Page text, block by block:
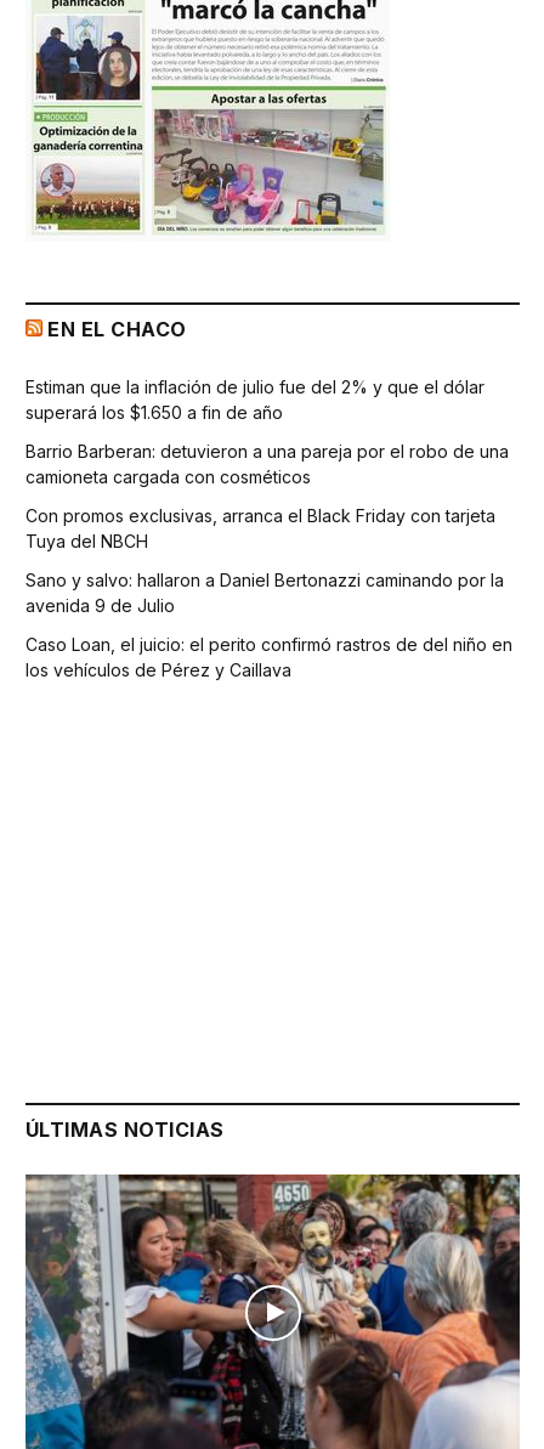
EN EL CHACO
Estiman que la inflación de julio fue del 2% y que el dólar
superará los $1.650 a fin de año
Barrio Barberan: detuvieron a una pareja por el robo de una
camioneta cargada con cosméticos
Con promos exclusivas, arranca el Black Friday con tarjeta
Tuya del NBCH
Sano y salvo: hallaron a Daniel Bertonazzi caminando por la
avenida 9 de Julio
Caso Loan, el juicio: el perito confirmó rastros de del niño en
los vehículos de Pérez y Caillava
ÚLTIMAS NOTICIAS